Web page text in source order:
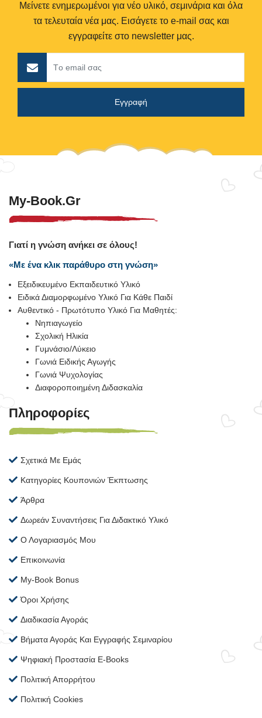
Μείνετε ενημερωμένοι για νέο υλικό, σεμινάρια και όλα
τα τελευταία νέα μας. Εισάγετε το e-mail σας και
εγγραφείτε στο newsletter μας.
My-Book.gr
Γιατί η γνώση ανήκει σε όλους!
«Με ένα κλικ παράθυρο στη γνώση»
Εξειδικευμένο Εκπαιδευτικό Υλικό
Ειδικά Διαμορφωμένο Υλικό Για Κάθε Παιδί
Αυθεντικό - Πρωτότυπο Υλικό Για Μαθητές:
Νηπιαγωγείο
Σχολική Ηλικία
Γυμνάσιο/Λύκειο
Γωνιά Ειδικής Αγωγής
Γωνιά Ψυχολογίας
Διαφοροποιημένη Διδασκαλία
Πληροφορίες
Σχετικά Με Εμάς
Κατηγορίες Κουπονιών Έκπτωσης
Άρθρα
Δωρεάν Συναντήσεις Για Διδακτικό Υλικό
Ο Λογαριασμός Μου
Επικοινωνία
My-Book Bonus
Όροι Χρήσης
Διαδικασία Αγοράς
Βήματα Αγοράς Και Εγγραφής Σεμιναρίου
Ψηφιακή Προστασία E-Books
Πολιτική Απορρήτου
Πολιτική Cookies